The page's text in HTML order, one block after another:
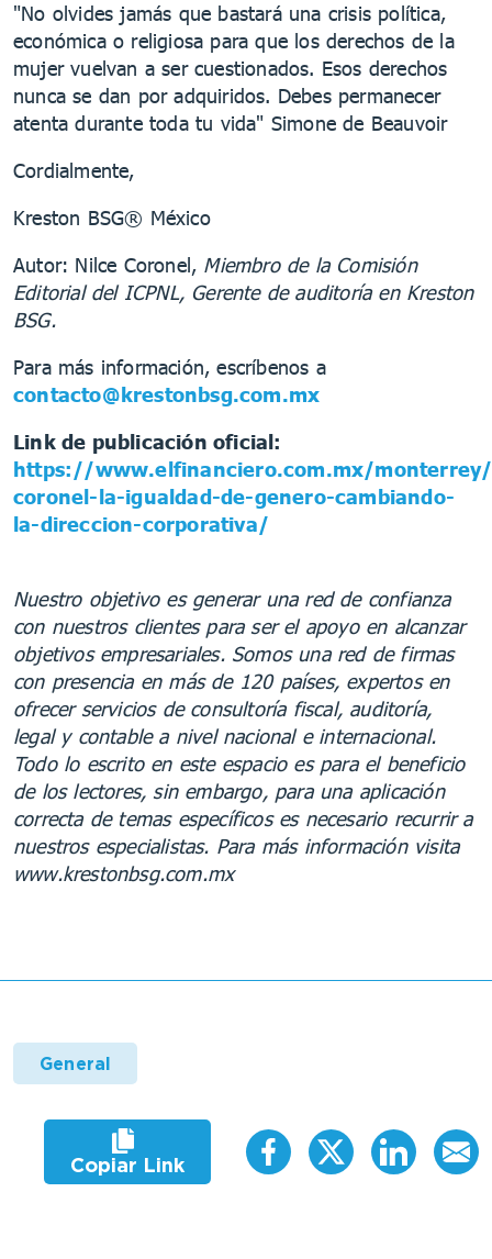
"No olvides jamás que bastará una crisis política,
económica o religiosa para que los derechos de la
mujer vuelvan a ser cuestionados. Esos derechos
nunca se dan por adquiridos. Debes permanecer
atenta durante toda tu vida" Simone de Beauvoir
Cordialmente,
Kreston BSG® México
Autor: Nilce Coronel, Miembro de la Comisión
Editorial del ICPNL, Gerente de auditoría en Kreston
BSG.
Para más información, escríbenos a
contacto@krestonbsg.com.mx
Link de publicación oficial:
https://www.elfinanciero.com.mx/
coronel-la-igualdad-de-genero-cambiando-
la-direccion-corporativa/
Nuestro objetivo es generar una red de confianza
con nuestros clientes para ser el apoyo en alcanzar
objetivos empresariales. Somos una red de firmas
con presencia en más de 120 países, expertos en
ofrecer servicios de consultoría fiscal, auditoría,
legal y contable a nivel nacional e internacional.
Todo lo escrito en este espacio es para el beneficio
de los lectores, sin embargo, para una aplicación
correcta de temas específicos es necesario recurrir a
nuestros especialistas. Para más información visita
www.krestonbsg.com.mx
General
Copiar Link